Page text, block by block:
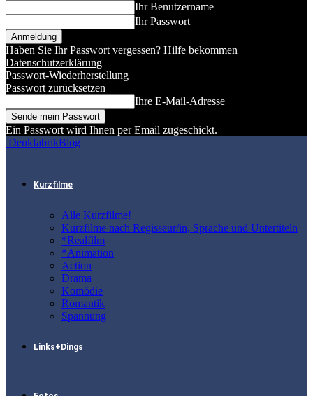
Ihr Benutzername
Ihr Passwort
Haben Sie Ihr Passwort vergessen? Hilfe bekommen
Datenschutzerklärung
Passwort-Wiederherstellung
Passwort zurücksetzen
Ihre E-Mail-Adresse
Ein Passwort wird Ihnen per Email zugeschickt.
DenkfabrikBlog
Kurzfilme
Alle Kurzfilme!
Kurzfilme nach Regisseur/in, Sprache und Untertiteln
*Realfilm
*Animation
Action
Drama
Komödie
Romantik
Spannung
Links+Dings